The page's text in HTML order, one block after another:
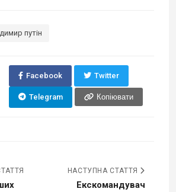
путін
Facebook Twitter
Telegram Копіювати
НАСТУПНА СТАТТЯ
Екскомандувач